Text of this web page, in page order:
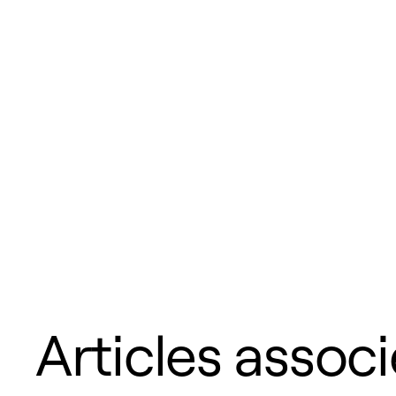
Articles